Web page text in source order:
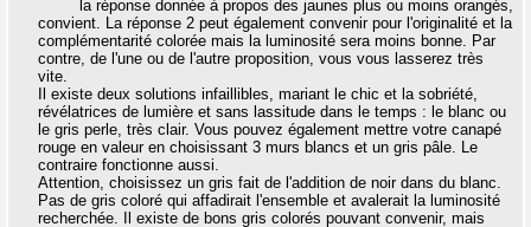
la réponse donnée à propos des jaunes plus ou moins orangés,
convient. La réponse 2 peut également convenir pour l'originalité et la
complémentarité colorée mais la luminosité sera moins bonne. Par
contre, de l'une ou de l'autre proposition, vous vous lasserez très
vite.
Il existe deux solutions infaillibles, mariant le chic et la sobriété,
révélatrices de lumière et sans lassitude dans le temps : le blanc ou
le gris perle, très clair. Vous pouvez également mettre votre canapé
rouge en valeur en choisissant 3 murs blancs et un gris pâle. Le
contraire fonctionne aussi.
Attention, choisissez un gris fait de l'addition de noir dans du blanc.
Pas de gris coloré qui affadirait l'ensemble et avalerait la luminosité
recherchée. Il existe de bons gris colorés pouvant convenir, mais